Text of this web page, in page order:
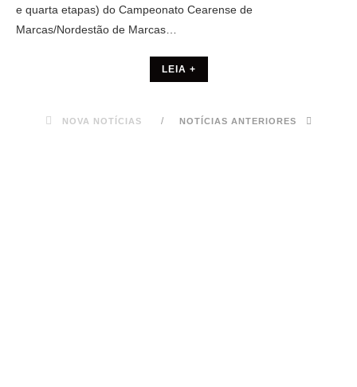
e quarta etapas) do Campeonato Cearense de
Marcas/Nordestão de Marcas…
LEIA +
NOVA NOTÍCIAS NOTÍCIAS ANTERIORES